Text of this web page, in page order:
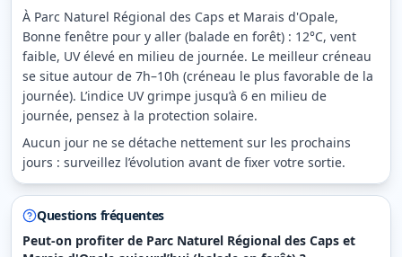
À Parc Naturel Régional des Caps et Marais d'Opale,
Bonne fenêtre pour y aller (balade en forêt) : 12°C, vent
faible, UV élevé en milieu de journée. Le meilleur créneau
se situe autour de 7h–10h (créneau le plus favorable de la
journée). L’indice UV grimpe jusqu’à 6 en milieu de
journée, pensez à la protection solaire.
Aucun jour ne se détache nettement sur les prochains
jours : surveillez l’évolution avant de fixer votre sortie.
Questions fréquentes
Peut-on profiter de Parc Naturel Régional des Caps et